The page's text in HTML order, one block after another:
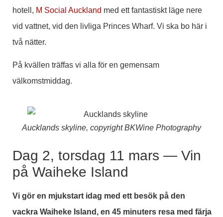
hotell, M Social Auckland med ett fantastiskt läge nere
vid vattnet, vid den livliga Princes Wharf. Vi ska bo här i
två nätter.
På kvällen träffas vi alla för en gemensam
välkomstmiddag.
Aucklands skyline, copyright BKWine Photography
Dag 2, torsdag 11 mars — Vin
på Waiheke Island
Vi gör en mjukstart idag med ett besök på den
vackra Waiheke Island, en 45 minuters resa med färja